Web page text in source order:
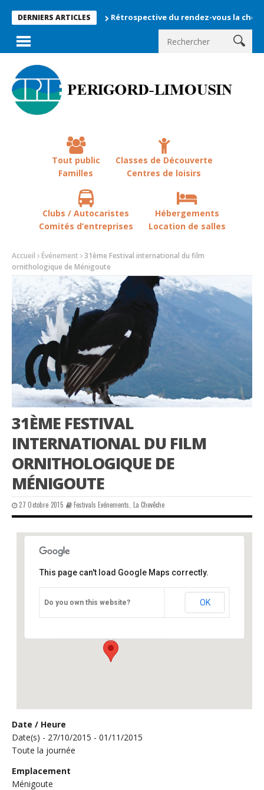
DERNIERS ARTICLESRétrospective du rendez-vous la chevêche 2026
Tout public
Familles
Classes de Découverte
Centres de loisirs
Clubs / Autocaristes
Comités d’entreprises
Hébergements
Location de salles
Accueil Événement
31ème Festival international du film
ornithologique de Ménigoute
31ÈME FESTIVAL
INTERNATIONAL DU FILM
ORNITHOLOGIQUE DE
MÉNIGOUTE
27 Octobre 2015 Festivals Evénements La Chevêche
Ménigoute
Événements
This page can't load Google Maps correctly.
Do you own this website? OK
Date / Heure
Date(s) - 27/10/2015 - 01/11/2015
Toute la journée
Emplacement
Ménigoute